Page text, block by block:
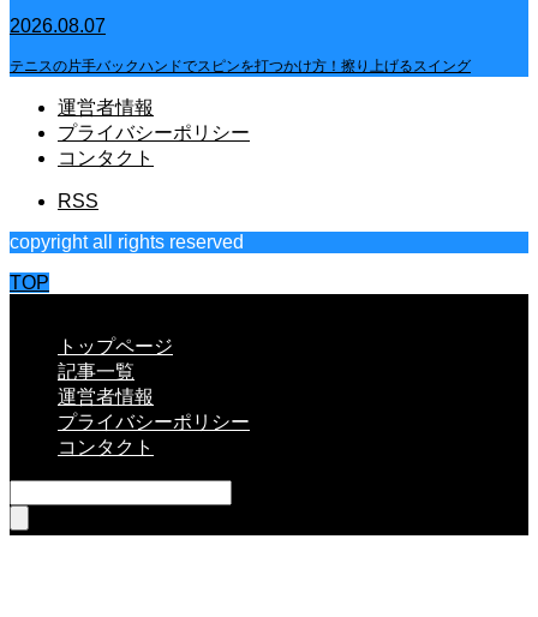
2026.08.07
テニスの片手バックハンドでスピンを打つかけ方！擦り上げるスイング
運営者情報
プライバシーポリシー
コンタクト
RSS
copyright all rights reserved
TOP
トップページ
記事一覧
運営者情報
プライバシーポリシー
コンタクト